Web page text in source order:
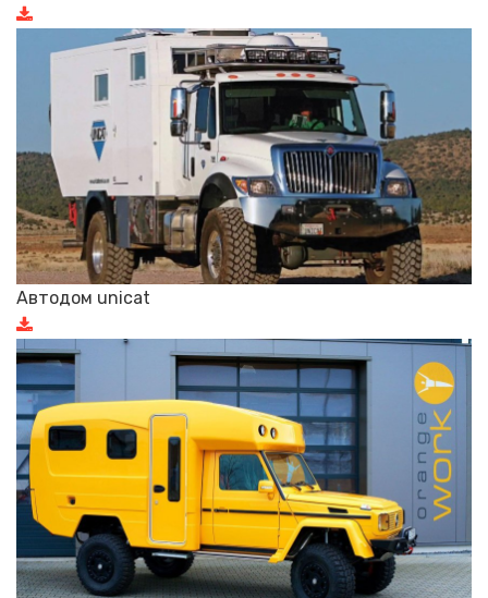
Автодом unicat